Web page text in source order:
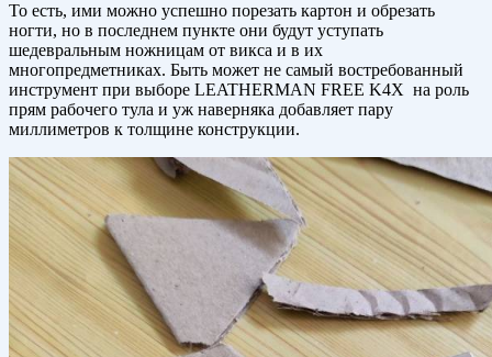
То есть, ими можно успешно порезать картон и обрезать
ногти, но в последнем пункте они будут уступать
шедевральным ножницам от викса и в их
многопредметниках. Быть может не самый востребованный
инструмент при выборе LEATHERMAN FREE K4X на роль
прям рабочего тула и уж наверняка добавляет пару
миллиметров к толщине конструкции.